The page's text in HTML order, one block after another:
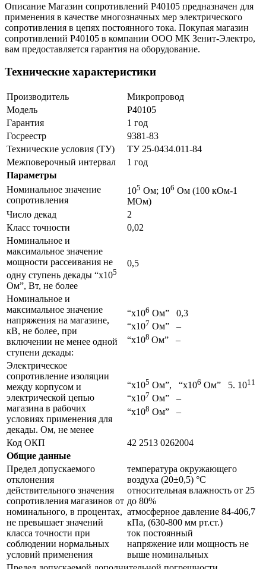
Описание Магазин сопротивлений Р40105 предназначен для
применения в качестве многозначных мер электрического
сопротивления в цепях постоянного тока. Покупая магазин
сопротивлений Р40105 в компании ООО МК Зенит-Электро,
вам предоставляется гарантия на оборудование.
Технические характеристики
Производитель
Микропровод
Модель
Р40105
Гарантия
1 год
Госреестр
9381-83
Технические условия (ТУ)
ТУ 25-0434.011-84
Межповерочный интервал
1 год
Параметры
Номинальное значение
сопротивления
105 Ом; 106 Ом (100 кОм-1
МОм)
Число декад
2
Класс точности
0,02
Номинальное и
максимальное значение
мощности рассеивания не
одну ступень декады “х105
Ом”, Вт, не более
0,5
Номинальное и
максимальное значение
напряжения на магазине,
кВ, не более, при
включении не менее одной
ступени декады:
“х106 Ом” 0,3
“х107 Ом” –
“х108 Ом” –
Электрическое
сопротивление изоляции
между корпусом и
электрической цепью
магазина в рабочих
условиях применения для
декады. Ом, не менее
“х105 Ом”, “х106 Ом” 5. 1011
“х107 Ом” –
“х108 Ом” –
Код ОКП
42 2513 0262004
Общие данные
Предел допускаемого
отклонения
действительного значения
сопротивления магазинов от
номинального, в процентах,
не превышает значений
класса точности при
соблюдении нормальных
условий применения
температура окружающего
воздуха (20±0,5) °С
относительная влажность от 25
до 80%
атмосферное давление 84-406,7
кПа, (630-800 мм рт.ст.)
ток постоянный
напряжение или мощность не
выше номинальных